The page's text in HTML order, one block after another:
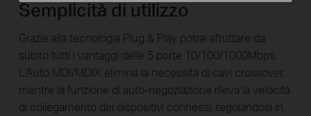
Semplicità di utilizzo
Grazie alla tecnologia Plug & Play potrai sfruttare da
subito tutti i vantaggi delle 5 porte 10/100/1000Mbps.
L'Auto MDI/MDIX elimina la necessità di cavi crossover,
mentre la funzione di auto-negoziazione rileva la velocità
di collegamento dei dispositivi connessi, regolandosi in